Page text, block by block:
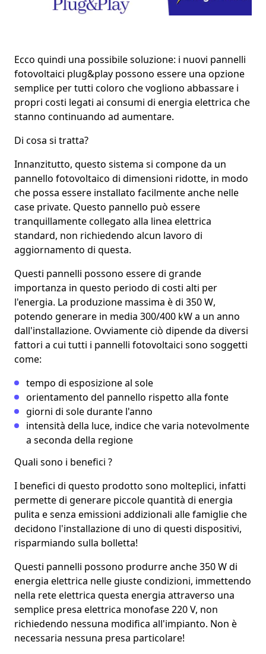
Ecco quindi una possibile soluzione: i nuovi pannelli
fotovoltaici plug&play possono essere una opzione
semplice per tutti coloro che vogliono abbassare i
propri costi legati ai consumi di energia elettrica che
stanno continuando ad aumentare.
Di cosa si tratta?
Innanzitutto, questo sistema si compone da un
pannello fotovoltaico di dimensioni ridotte, in modo
che possa essere installato facilmente anche nelle
case private. Questo pannello può essere
tranquillamentecollegato alla linea elettrica
standard, non richiedendo alcun lavoro di
aggiornamento di questa.
Questi pannelli possono essere di grande
importanza in questo periodo di costi alti per
l'energia. La produzione massima è di 350 W,
potendo generare in media 300/400 kW a un anno
dall'installazione. Ovviamente ciò dipende da diversi
fattori a cui tutti i pannelli fotovoltaici sono soggetti
come:
tempo di esposizione al sole
orientamento del pannello rispetto alla fonte
giorni di soledurante l'anno
intensità della luce, indice che varia notevolmente
a seconda della regione
Quali sono i benefici ?
I benefici di questo prodotto sono molteplici, infatti
permette di generare piccole quantità di energia
pulita esenza emissioni addizionali alle famiglie che
decidono l'installazione di uno di questi dispositivi,
risparmiando sulla bolletta!
Questi pannelli possono produrre anche350 W di
energia elettrica nelle giuste condizioni, immettendo
nella rete elettrica questa energia attraverso una
semplice presa elettrica monofase 220 V, non
richiedendo nessuna modifica all'impianto. Non è
necessaria nessuna presa particolare!